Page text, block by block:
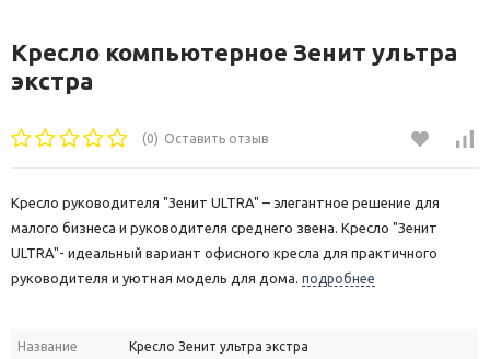
Кресло компьютерное Зенит ультра
экстра
(0) Оставить отзыв
Кресло руководителя "Зенит ULTRA" – элегантное решение для
малого бизнеса и руководителя среднего звена. Кресло "Зенит
ULTRA"- идеальный вариант офисного кресла для практичного
руководителя и уютная модель для дома. подробнее
Название
Кресло Зенит ультра экстра